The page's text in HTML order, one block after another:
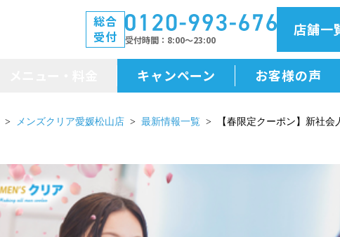
総合
受付
受付時間 8:00～23:00
店舗一
メニュー・料金
キャンペーン お客様の声
メンズクリア愛媛松山店 最新情報一覧 【春限定クーポン】新社